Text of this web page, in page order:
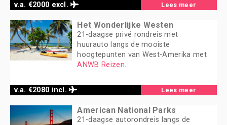
v.a. €2000 excl. Lees meer
v.a. €2080 incl.
Het Wonderlijke Westen
21-daagse privé rondreis met
huurauto langs de mooiste
hoogtepunten van West-Amerika met
ANWB Reizen.
Lees meer
American National Parks
21-daagse autorondreis langs de